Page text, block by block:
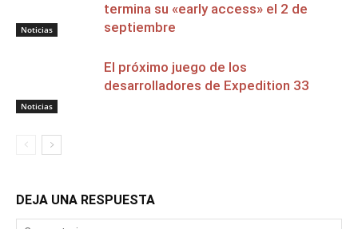
Noticias
termina su «early access» el 2 de
septiembre
Noticias
El próximo juego de los
desarrolladores de Expedition 33
DEJA UNA RESPUESTA